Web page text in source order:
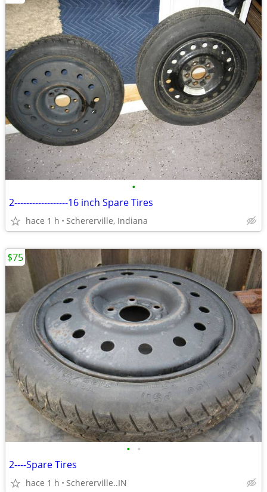
•
2------------------16 inch Spare Tires
hace 1 h Schererville, Indiana
• •
2----Spare Tires
hace 1 h Schererville..IN
$75